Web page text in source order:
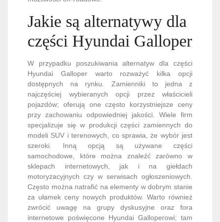
Jakie są alternatywy dla
części Hyundai Galloper
W przypadku poszukiwania alternatyw dla części
Hyundai Galloper warto rozważyć kilka opcji
dostępnych na rynku. Zamienniki to jedna z
najczęściej wybieranych opcji przez właścicieli
pojazdów; oferują one często korzystniejsze ceny
przy zachowaniu odpowiedniej jakości. Wiele firm
specjalizuje się w produkcji części zamiennych do
modeli SUV i terenowych, co sprawia, że wybór jest
szeroki. Inną opcją są używane części
samochodowe, które można znaleźć zarówno w
sklepach internetowych, jak i na giełdach
motoryzacyjnych czy w serwisach ogłoszeniowych.
Często można natrafić na elementy w dobrym stanie
za ułamek ceny nowych produktów. Warto również
zwrócić uwagę na grupy dyskusyjne oraz fora
internetowe poświęcone Hyundai Galloperowi; tam